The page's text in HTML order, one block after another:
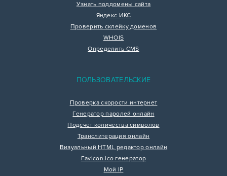
Узнать поддомены сайта
Яндекс ИКС
Проверить склейку доменов
WHOIS
Определить CMS
ПОЛЬЗОВАТЕЛЬСКИЕ
Проверка скорости интернет
Генератор паролей онлайн
Подсчет количества символов
Транслитерация онлайн
Визуальный HTML редактор онлайн
Favicon.ico генератор
Мой IP